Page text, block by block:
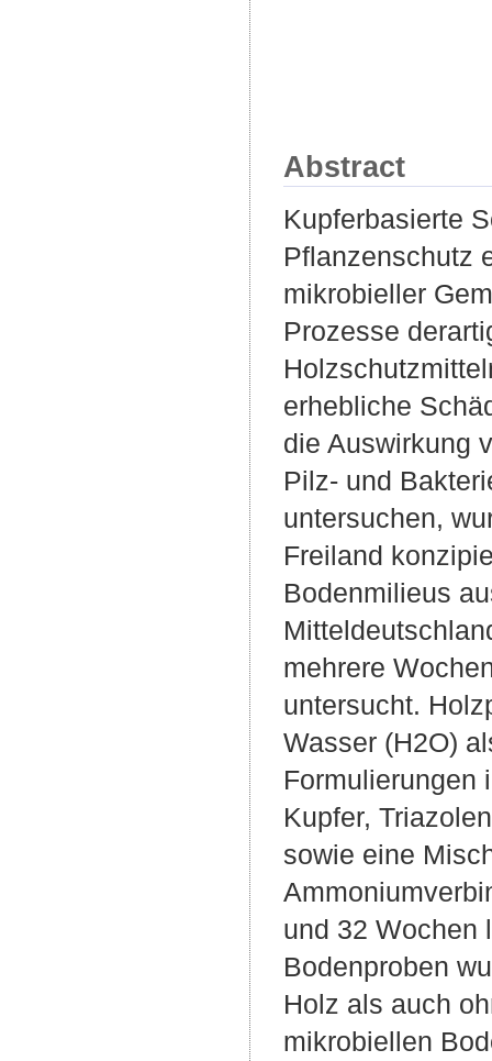
Abstract
Kupferbasierte
Pflanzenschutz
mikrobieller
Prozesse
erhebliche
die Auswirkung
Pilz- und
untersuchen,
Freiland
Bodenmilieus
mehrere
untersucht.
Wasser (H2O)
Formulierungen
Kupfer,
sowie eine
und 32 Wochen
Bodenproben
Holz als auch
mikrobiellen